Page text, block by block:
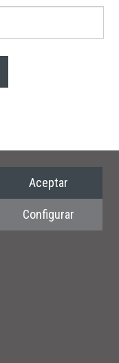
de privacidad
Aceptar
Configurar